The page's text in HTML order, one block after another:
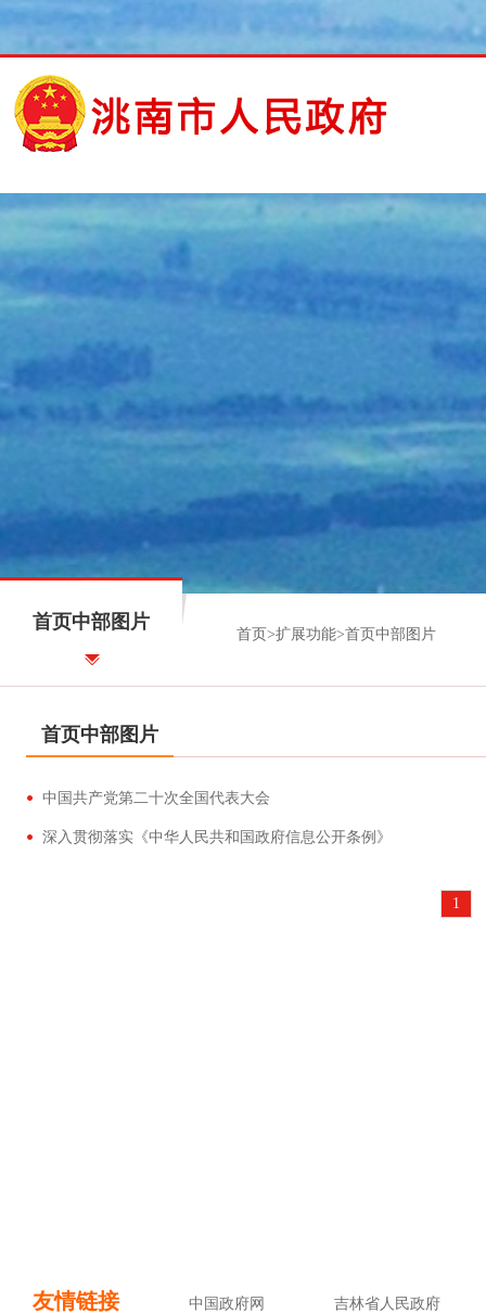
首页中部图片
首页 >扩展功能>首页中部图片
首页中部图片
中国共产党第二十次全国代表大会
深入贯彻落实《中华人民共和国政府信息公开条例》
1
友情链接 中国政府网 吉林省人民政府